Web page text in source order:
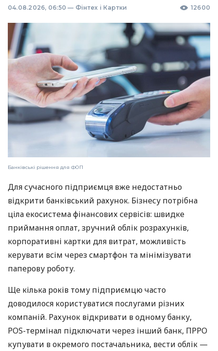
04.08.2026, 06:50 — Фінтех і Картки 12600
Банківські рішення для ФОП
Для сучасного підприємця вже недостатньо
відкрити банківський рахунок. Бізнесу потрібна
ціла екосистема фінансових сервісів: швидке
приймання оплат, зручний облік розрахунків,
корпоративні картки для витрат, можливість
керувати всім через смартфон та мінімізувати
паперову роботу.
Ще кілька років тому підприємцю часто
доводилося користуватися послугами різних
компаній. Рахунок відкривати в одному банку,
POS-термінал підключати через інший банк, ПРРО
купувати в окремого постачальника, вести облік —